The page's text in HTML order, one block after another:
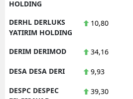
HOLDING
DERHL DERLUKS
YATIRIM HOLDING
10,80
DERIM DERIMOD 34,16
DESA DESA DERI 9,93
DESPC DESPEC
39,30